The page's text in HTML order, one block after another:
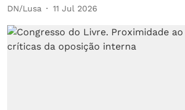
DN/Lusa 11 Jul 2026